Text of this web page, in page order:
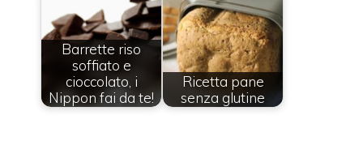
Barrette riso
soffiato e
cioccolato, i
Nippon fai da te!
Ricetta pane
senza glutine